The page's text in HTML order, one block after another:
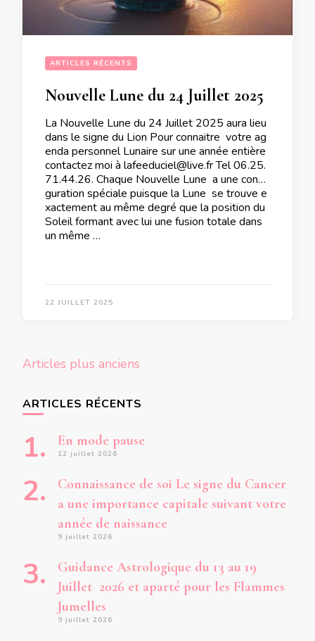
ARTICLES RÉCENTS
Nouvelle Lune du 24 Juillet 2025
La Nouvelle Lune du 24 Juillet 2025 aura lieu
dans le signe du Lion Pour connaitre votre ag
enda personnel Lunaire sur une année entière
contactez moi à lafeeduciel@live.fr Tel 06.25.
71.44.26. Chaque Nouvelle Lune a une confi
guration spéciale puisque la Lune se trouve e
xactement au même degré que la position du
Soleil formant avec lui une fusion totale dans
un même …
22 JUILLET 2025
Navigation
articles
Articles plus anciens
ARTICLES RÉCENTS
En mode pause
12 juillet 2026
Connaissance de soi Le signe du Cancer
a une importance capitale suivant votre
année de naissance
9 juillet 2026
Guidance Astrologique du 13 au 19
Juillet 2026 et aparté pour les Flammes
Jumelles
9 juillet 2026